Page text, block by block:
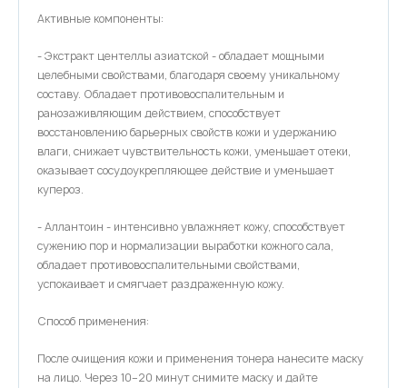
Активные компоненты:
- Экстракт центеллы азиатской - обладает мощными
целебными свойствами, благодаря своему уникальному
составу. Обладает противовоспалительным и
ранозаживляющим действием, способствует
восстановлению барьерных свойств кожи и удержанию
влаги, снижает чувствительность кожи, уменьшает отеки,
оказывает сосудоукрепляющее действие и уменьшает
купероз.
- Аллантоин - интенсивно увлажняет кожу, способствует
сужению пор и нормализации выработки кожного сала,
обладает противовоспалительными свойствами,
успокаивает и смягчает раздраженную кожу.
Способ применения:
После очищения кожи и применения тонера нанесите маску
на лицо. Через 10–20 минут снимите маску и дайте